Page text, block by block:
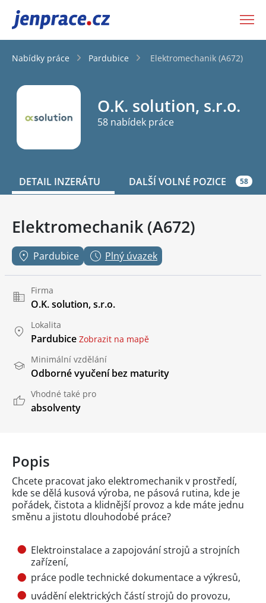
JenPráce.cz
Nabídky práce Pardubice Elektromechanik (A672)
O.K. solution, s.r.o.
58 nabídek práce
DETAIL INZERÁTU DALŠÍ VOLNÉ POZICE 58
Elektromechanik (A672)
Pardubice Plný úvazek
Firma
O.K. solution, s.r.o.
Lokalita
Pardubice Zobrazit na mapě
Minimální vzdělání
Odborné vyučení bez maturity
Vhodné také pro
absolventy
Popis
Chcete pracovat jako elektromechanik v prostředí,
kde se dělá kusová výroba, ne pásová rutina, kde je
pořádek, čistota a klidnější provoz a kde máte jednu
směnu a jistotu dlouhodobé práce?
Elektroinstalace a zapojování strojů a strojních
zařízení,
práce podle technické dokumentace a výkresů,
uvádění elektrických částí strojů do provozu,